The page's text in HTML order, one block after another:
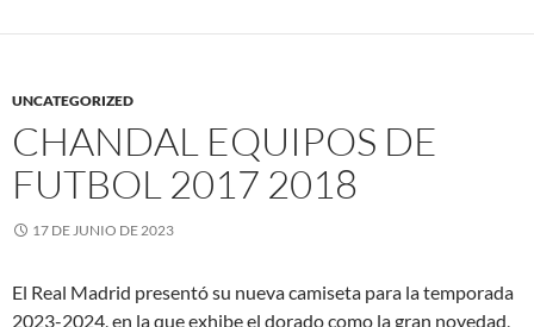
UNCATEGORIZED
CHANDAL EQUIPOS DE
FUTBOL 2017 2018
17 DE JUNIO DE 2023
El Real Madrid presentó su nueva camiseta para la temporada
2023-2024, en la que exhibe el dorado como la gran novedad,